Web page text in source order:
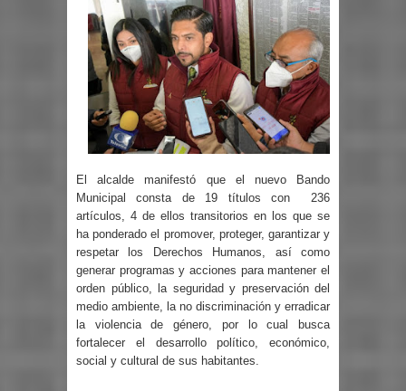
El alcalde manifestó que el nuevo Bando
Municipal consta de 19 títulos con 236
artículos, 4 de ellos transitorios en los que se
ha ponderado el promover, proteger, garantizar y
respetar los Derechos Humanos, así como
generar programas y acciones para mantener el
orden público, la seguridad y preservación del
medio ambiente, la no discriminación y erradicar
la violencia de género, por lo cual busca
fortalecer el desarrollo político, económico,
social y cultural de sus habitantes.